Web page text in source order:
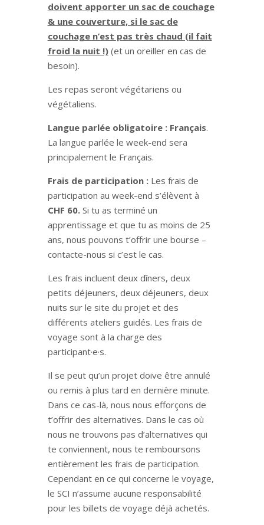
doivent apporter un sac de couchage
& une couverture, si le sac de
couchage n’est pas très chaud (il fait
froid la nuit !)(et un oreiller en cas de
besoin).
Les repas seront végétariens ou
végétaliens.
Langue parlée obligatoire : Français.
La langue parlée le week-end sera
principalement le Français.
Frais de participation : Les frais de
participation au week-end s’élèvent à
CHF 60. Si tu as terminé un
apprentissage et que tu as moins de 25
ans, nous pouvons t’offrir une bourse –
contacte-nous si c’est le cas.
Les frais incluent deux dîners, deux
petits déjeuners, deux déjeuners, deux
nuits sur le site du projet et des
différents ateliers guidés. Les frais de
voyage sont à la charge des
participant·e·s.
Il se peut qu’un projet doive être annulé
ou remis à plus tard en dernière minute.
Dans ce cas-là, nous nous efforçons de
t’offrir des alternatives. Dans le cas où
nous ne trouvons pas d’alternatives qui
te conviennent, nous te remboursons
entièrement les frais de participation.
Cependant en ce qui concerne le voyage,
le SCI n’assume aucune responsabilité
pour les billets de voyage déjà achetés.